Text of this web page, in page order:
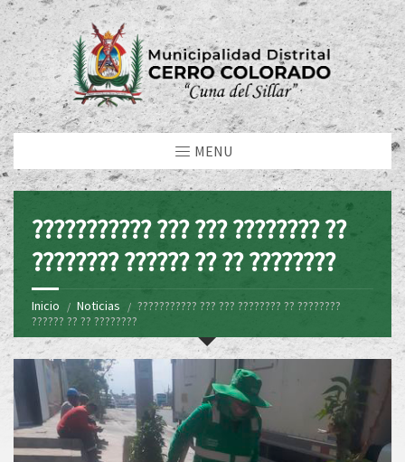
MENU
??????????? ??? ??? ???????? ??
???????? ?????? ?? ?? ????????
Inicio Noticias
??????????? ??? ??? ???????? ?? ????????
?????? ?? ?? ????????